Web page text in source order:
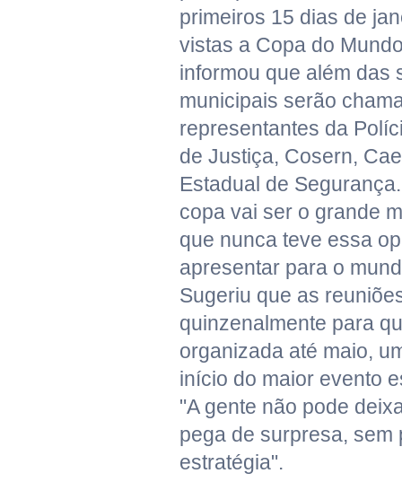
primeiros 15 dias de
vistas a Copa do
informou que além das
municipais serão
representantes da
de Justiça, Cosern,
Estadual de
copa vai ser o grande
que nunca teve essa
apresentar para o
Sugeriu que as
quinzenalmente para
organizada até maio,
início do maior evento
"A gente não pode
pega de surpresa, sem
estratégia".